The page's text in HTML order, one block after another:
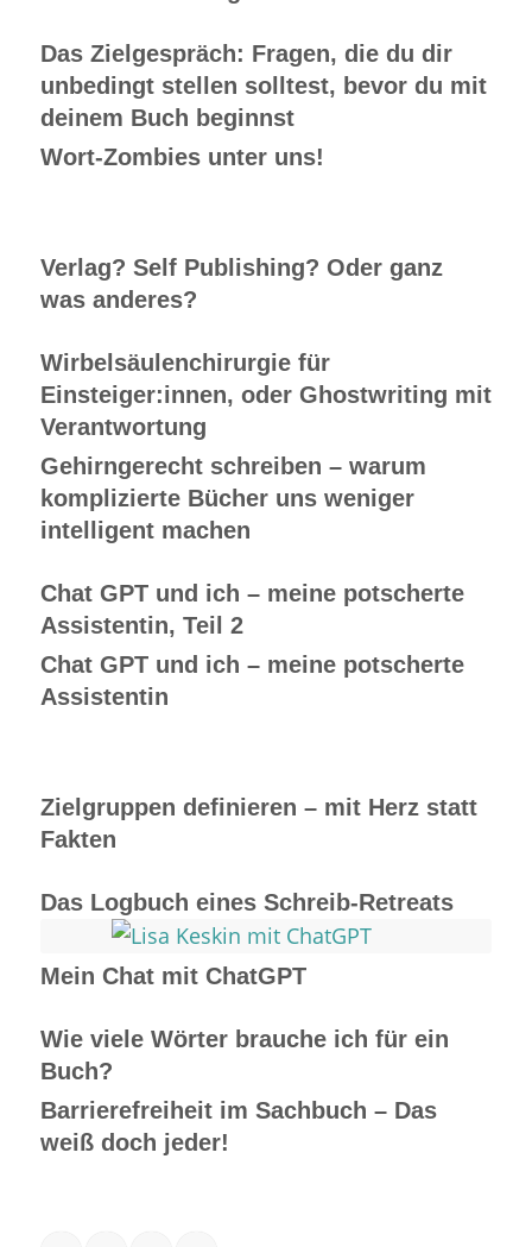
Das Zielgespräch: Fragen, die du dir
unbedingt stellen solltest, bevor du mit
deinem Buch beginnst
Wort-Zombies unter uns!
Verlag? Self Publishing? Oder ganz
was anderes?
Wirbelsäulenchirurgie für
Einsteiger:innen, oder Ghostwriting mit
Verantwortung
Gehirngerecht schreiben – warum
komplizierte Bücher uns weniger
intelligent machen
Chat GPT und ich – meine potscherte
Assistentin, Teil 2
Chat GPT und ich – meine potscherte
Assistentin
Zielgruppen definieren – mit Herz statt
Fakten
Das Logbuch eines Schreib-Retreats
Mein Chat mit ChatGPT
Wie viele Wörter brauche ich für ein
Buch?
Barrierefreiheit im Sachbuch – Das
weiß doch jeder!